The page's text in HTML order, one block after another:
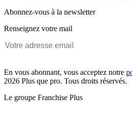
Abonnez-vous à la newsletter
Renseignez votre mail
En vous abonnant, vous acceptez notre
2026 Plus que pro. Tous droits réservés.
Le groupe Franchise Plus